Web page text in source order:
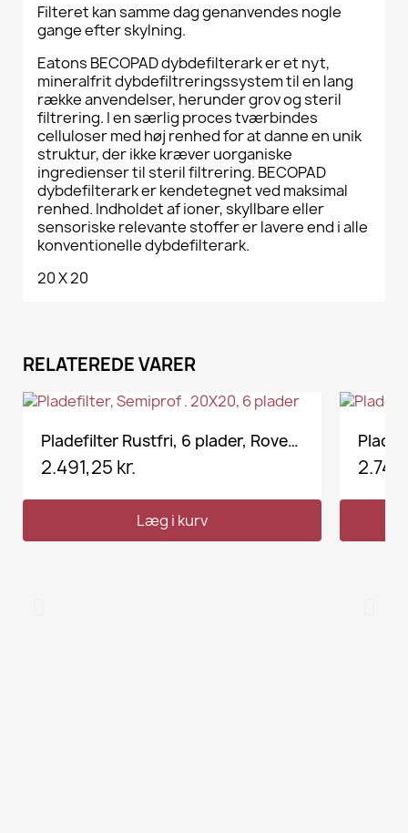
Filteret kan samme dag genanvendes nogle
gange efter skylning.
Eatons BECOPAD dybdefilterark er et nyt,
mineralfrit dybdefiltreringssystem til en lang
række anvendelser, herunder grov og steril
filtrering. I en særlig proces tværbindes
celluloser med høj renhed for at danne en unik
struktur, der ikke kræver uorganiske
ingredienser til steril filtrering. BECOPAD
dybdefilterark er kendetegnet ved maksimal
renhed. Indholdet af ioner, skyllbare eller
sensoriske relevante stoffer er lavere end i alle
konventionelle dybdefilterark.
20 X 20
RELATEREDE VARER
VIS HER Pladefilter Rustfri, 6 plader, Rover . 20X20,
2.491,25 kr.
Læg i kurv